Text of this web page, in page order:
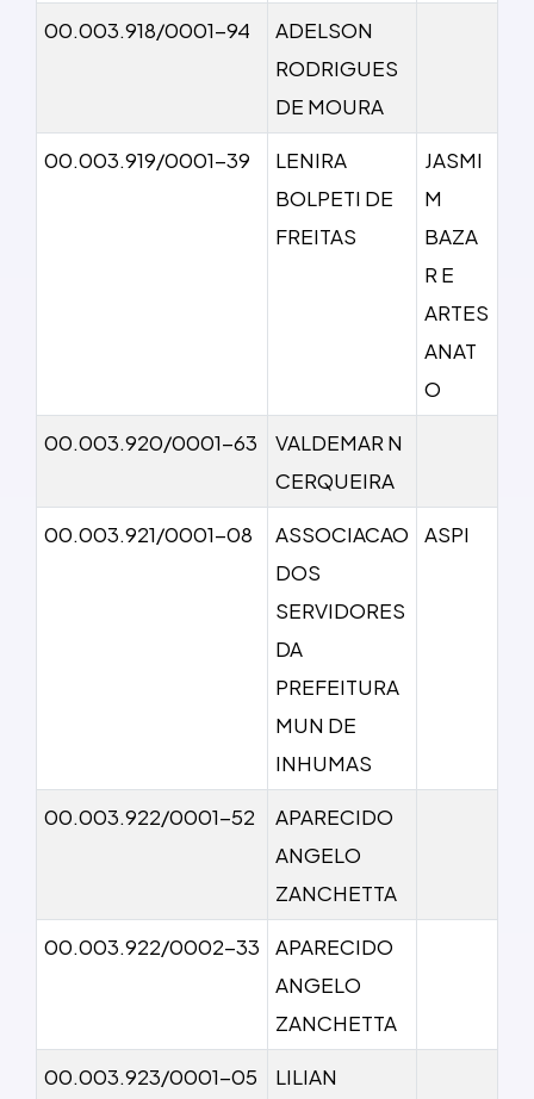
00.003.918/0001-94
ADELSON
RODRIGUES
DE MOURA
00.003.919/0001-39
LENIRA
BOLPETI DE
FREITAS
JASMI
M
BAZA
R E
ARTES
ANAT
O
00.003.920/0001-63
VALDEMAR N
CERQUEIRA
00.003.921/0001-08
ASSOCIACAO
DOS
SERVIDORES
DA
PREFEITURA
MUN DE
INHUMAS
ASPI
00.003.922/0001-52
APARECIDO
ANGELO
ZANCHETTA
00.003.922/0002-33
APARECIDO
ANGELO
ZANCHETTA
00.003.923/0001-05
LILIAN